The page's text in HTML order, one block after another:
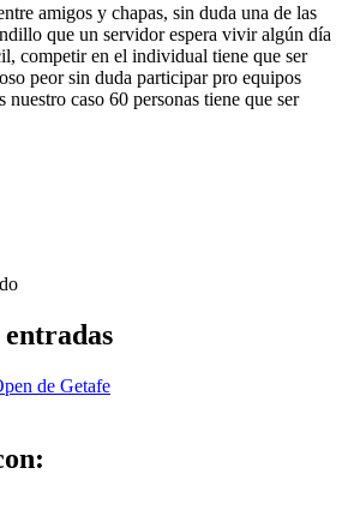
amigos y chapas, sin duda una de las
que un servidor espera vivir algún día
competir en el individual tiene que ser
peor sin duda participar pro equipos
nuestro caso 60 personas tiene que ser
entradas
de Getafe